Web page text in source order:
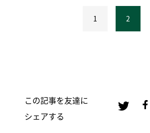
1 2
この記事を友達に
シェアする